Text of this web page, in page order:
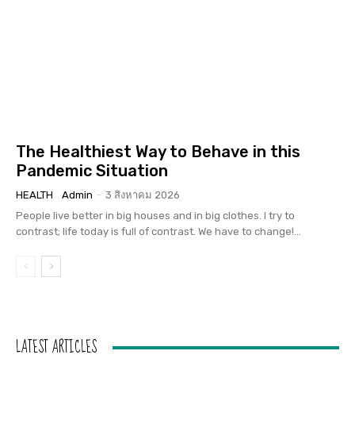
The Healthiest Way to Behave in this
Pandemic Situation
HEALTH Admin - 3 สิงหาคม 2026
People live better in big houses and in big clothes. I try to
contrast; life today is full of contrast. We have to change!...
LATEST ARTICLES